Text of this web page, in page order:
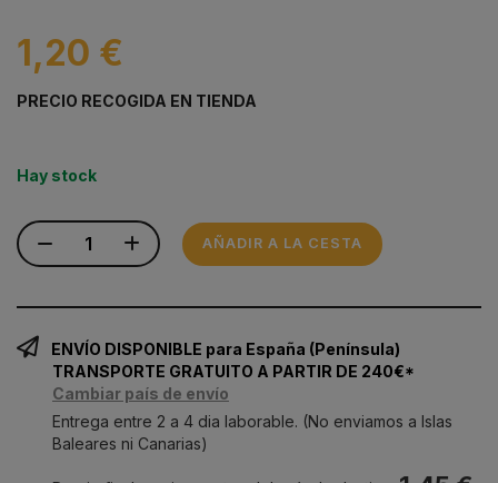
1,20 €
PRECIO RECOGIDA EN TIENDA
Hay stock
AÑADIR A LA CESTA
ENVÍO DISPONIBLE para España (Península)
TRANSPORTE GRATUITO A PARTIR DE 240€*
Cambiar país de envío
Entrega entre 2 a 4 dia laborable. (No enviamos a Islas
Baleares ni Canarias)